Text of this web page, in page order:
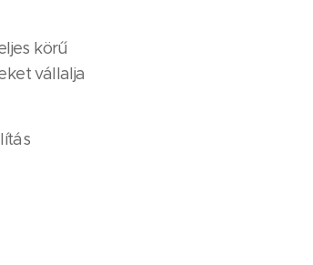
körű
vállalja